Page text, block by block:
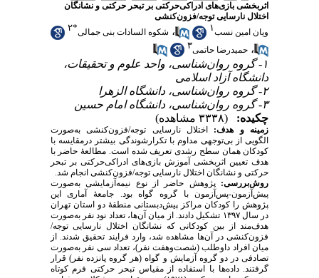
اثربخشی بازی‌های ادراکی‌حرکتی بر تبحر حرکتی و نشانگان
اختلال نارسایی توجه/فزون‌کنشی
ویان امین نسب۱ ، شکوه السادات بنی جمالی*۲
، حمیدرضا حاتمی۳
۱- گروه روان‌شناسی، واحد علوم و تحقیقات،
دانشگاه آزاد اسلامی
۲- گروه روان‌شناسی، دانشگاه الزهرا
۳- گروه روان‌شناسی، دانشگاه امام حسین
چکیده:
(۳۳۳۸ مشاهده)
زمینه و هدف: اختلال نارسایی توجه/فزون‌کنشی به‌صورت
الگویی از بی‌توجهی مداوم با تکرارشوندگی بیشتر درمقایسه با
کودکان همان سطح رشدی تعریف شده است. مطالعهٔ حاضر با
هدف تعیین اثربخشی آموزش بازی‌های ادراکی‌حرکتی بر تبحر
حرکتی و نشانگان اختلال نارسایی توجه/فزون‌کنشی انجام شد.
روش‌بررسی: پژوهش حاضر از نوع نیمه‌آزمایشی به‌صورت
پیش‌آزمون-پس‌آزمون با گروه گواه بود. جامعهٔ آماری این
پژوهش را کودکان مراکز پیش‌دبستانی منطقهٔ دو استان تهران
در سال ۱۳۹۷ تشکیل دادند. از میان آن‌ها، تعداد نود نفر به‌صورت
هدف‌مند از بین کودکانی که نشانگان اختلال نارسایی توجه/
فزون‌کنشی در آن‌ها مشاهده شد، وارد فرایند تحقیق شدند. از
میان افراد داوطلب (شصت‌و‌هفت نفر)، تعداد سی نفر به‌صورت
تصادفی در دو گروه آزمایش و گواه (هر گروه پانزده نفر) قرار
گرفتند. داده‌ها با استفاده از مقیاس تبحر حرکتی فرم کوتاه